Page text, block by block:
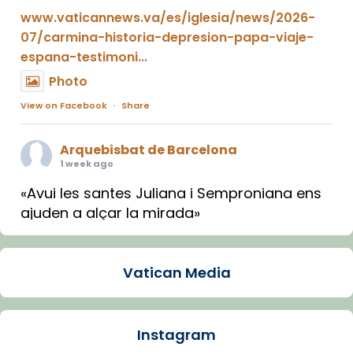
www.vaticannews.va/es/iglesia/news/2026-
07/carmina-historia-depresion-papa-viaje-
espana-testimoni...
Photo
View on Facebook · Share
Arquebisbat de Barcelona
1 week ago
«Avui les santes Juliana i Semproniana ens
ajuden a alçar la mirada»
Mons. Sergi Gordo, bisbe de Tortosa, ha
Santes de Mataró.
🔗tinyurl.com/cvu5jmbk
Vatican Media
Instagram